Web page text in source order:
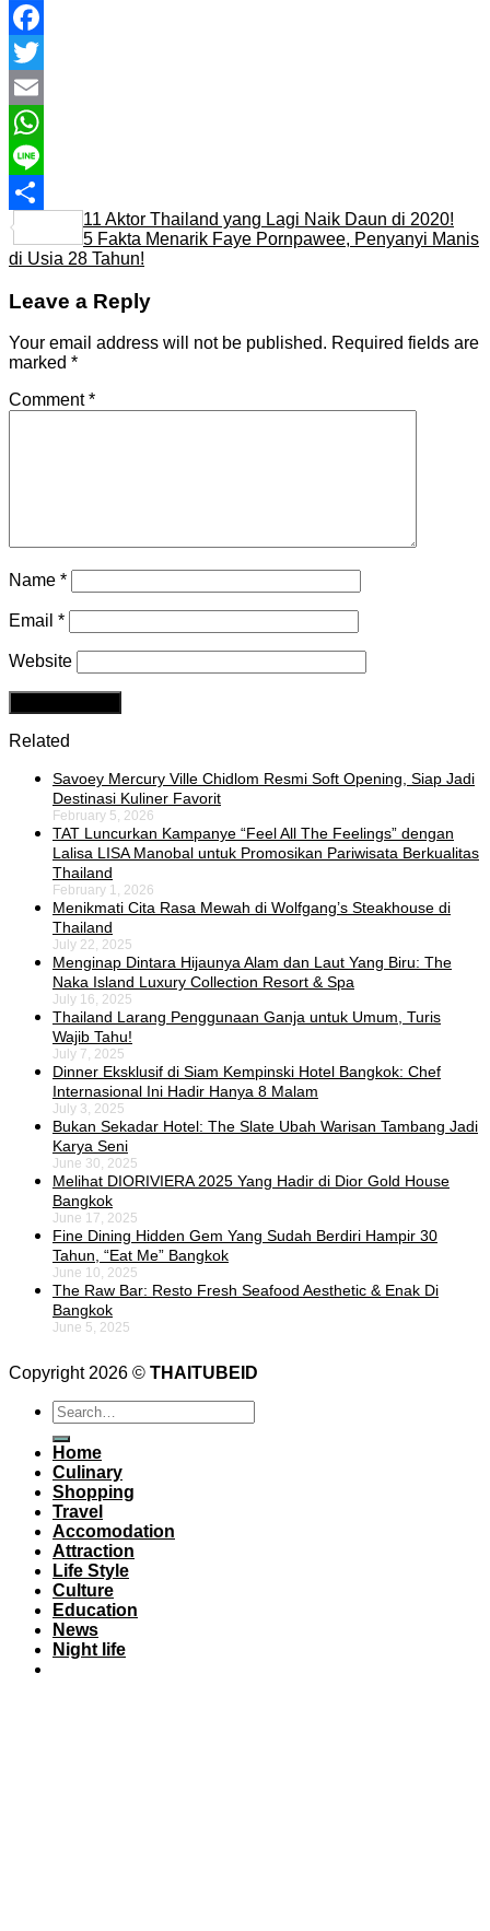
Facebook
Twitter
Email
WhatsApp
Line
Share
11 Aktor Thailand yang Lagi Naik Daun di 2020!
5 Fakta Menarik Faye Pornpawee, Penyanyi Manis
di Usia 28 Tahun!
Leave a Reply
Your email address will not be published. Required fields are
marked *
Comment*
Name *
Email *
Website
Related
Savoey Mercury Ville Chidlom Resmi Soft Opening, Siap Jadi
Destinasi Kuliner Favorit
February 5, 2026
TAT Luncurkan Kampanye “Feel All The Feelings” dengan
Lalisa LISA Manobal untuk Promosikan Pariwisata Berkualitas
Thailand
February 1, 2026
Menikmati Cita Rasa Mewah di Wolfgang’s Steakhouse di
Thailand
July 22, 2025
Menginap Dintara Hijaunya Alam dan Laut Yang Biru: The
Naka Island Luxury Collection Resort & Spa
July 16, 2025
Thailand Larang Penggunaan Ganja untuk Umum, Turis
Wajib Tahu!
July 7, 2025
Dinner Eksklusif di Siam Kempinski Hotel Bangkok: Chef
Internasional Ini Hadir Hanya 8 Malam
July 3, 2025
Bukan Sekadar Hotel: The Slate Ubah Warisan Tambang Jadi
Karya Seni
June 30, 2025
Melihat DIORIVIERA 2025 Yang Hadir di Dior Gold House
Bangkok
June 17, 2025
Fine Dining Hidden Gem Yang Sudah Berdiri Hampir 30
Tahun, “Eat Me” Bangkok
June 10, 2025
The Raw Bar: Resto Fresh Seafood Aesthetic & Enak Di
Bangkok
June 5, 2025
Copyright 2026 © THAITUBEID
Home
Culinary
Shopping
Travel
Accomodation
Attraction
Life Style
Culture
Education
News
Night life